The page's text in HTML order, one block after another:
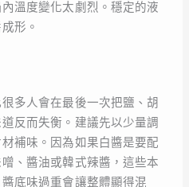
溫度變化太劇烈。穩定的液
形。
多人會在最後一次把鹽、胡
反而失衡。建議先以少量調
補味。因為如果白醬是要配
、醬油或韓式辣醬，這些本
底味過重會讓整體顯得混